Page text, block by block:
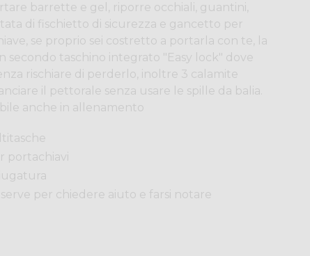
barrette e gel, riporre occhiali, guantini,
di fischietto di sicurezza e gancetto per
se proprio sei costretto a portarla con te, la
secondo taschino integrato "Easy lock" dove
rischiare di perderlo, inoltre 3 calamite
il pettorale senza usare le spille da balia.
anche in allenamento
portachiavi
per chiedere aiuto e farsi notare